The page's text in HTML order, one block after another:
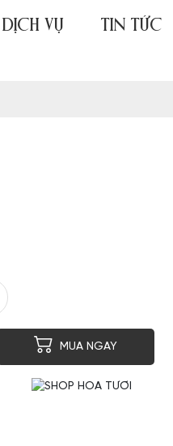
DỊCH VỤ TIN TỨC
MUA NGAY